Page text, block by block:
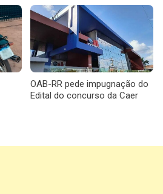
OAB-RR pede impugnação do
Edital do concurso da Caer